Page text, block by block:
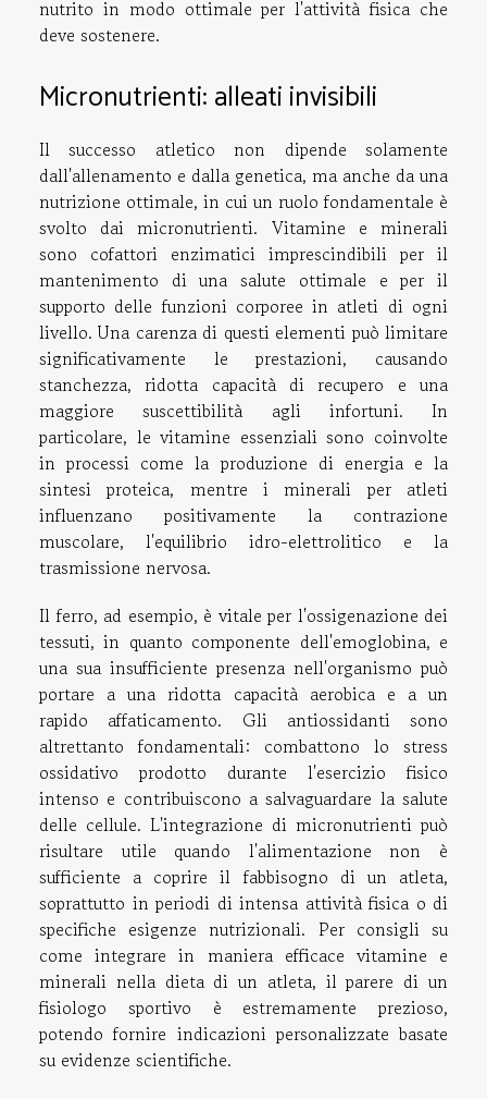
nutrito in modo ottimale per l'attività fisica che
deve sostenere.
Micronutrienti: alleati invisibili
Il successo atletico non dipende solamente
dall'allenamento e dalla genetica, ma anche da una
nutrizione ottimale, in cui un ruolo fondamentale è
svolto dai micronutrienti. Vitamine e minerali
sono cofattori enzimatici imprescindibili per il
mantenimento di una salute ottimale e per il
supporto delle funzioni corporee in atleti di ogni
livello. Una carenza di questi elementi può limitare
significativamente le prestazioni, causando
stanchezza, ridotta capacità di recupero e una
maggiore suscettibilità agli infortuni. In
particolare, le vitamine essenziali sono coinvolte
in processi come la produzione di energia e la
sintesi proteica, mentre i minerali per atleti
influenzano positivamente la contrazione
muscolare, l'equilibrio idro-elettrolitico e la
trasmissione nervosa.
Il ferro, ad esempio, è vitale per l'ossigenazione dei
tessuti, in quanto componente dell'emoglobina, e
una sua insufficiente presenza nell'organismo può
portare a una ridotta capacità aerobica e a un
rapido affaticamento. Gli antiossidanti sono
altrettanto fondamentali: combattono lo stress
ossidativo prodotto durante l'esercizio fisico
intenso e contribuiscono a salvaguardare la salute
delle cellule. L'integrazione di micronutrienti può
risultare utile quando l'alimentazione non è
sufficiente a coprire il fabbisogno di un atleta,
soprattutto in periodi di intensa attività fisica o di
specifiche esigenze nutrizionali. Per consigli su
come integrare in maniera efficace vitamine e
minerali nella dieta di un atleta, il parere di un
fisiologo sportivo è estremamente prezioso,
potendo fornire indicazioni personalizzate basate
su evidenze scientifiche.